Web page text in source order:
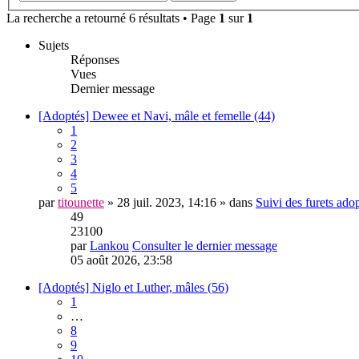
La recherche a retourné 6 résultats • Page 1 sur 1
Sujets
Réponses
Vues
Dernier message
[Adoptés] Dewee et Navi, mâle et femelle (44)
1
2
3
4
5
partitounette » 28 juil. 2023, 14:16 » dans Suivi des furets
49
23100
parLankou Consulter le dernier message
05 août 2026, 23:58
[Adoptés] Niglo et Luther, mâles (56)
1
…
8
9